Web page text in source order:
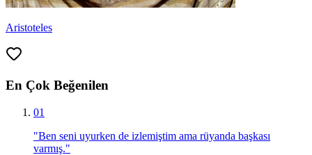
Aristoteles
En Çok Beğenilen
01
"Ben seni uyurken de izlemiştim ama rüyanda başkası
varmış."